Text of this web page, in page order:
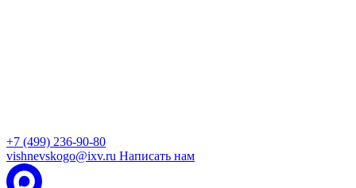
+7 (499) 236-90-80
vishnevskogo@ixv.ru Написать нам